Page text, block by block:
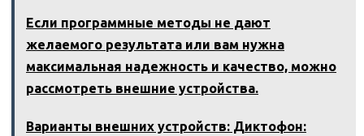
Если программные методы не дают
желаемого результата или вам нужна
максимальная надежность и качество, можно
рассмотреть внешние устройства.
Варианты внешних устройств: Диктофон: